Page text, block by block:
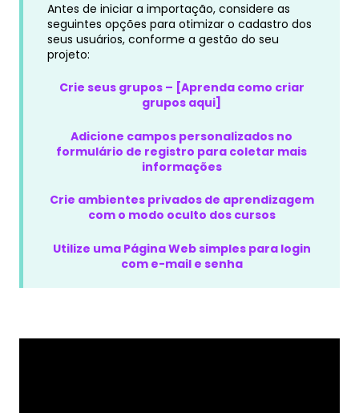
Antes de iniciar a importação, considere as
seguintes opções para otimizar o cadastro dos
seus usuários, conforme a gestão do seu
projeto:
Crie seus grupos – [Aprenda como criar
grupos aqui]
Adicione campos personalizados no
formulário de registro para coletar mais
informações
Crie ambientes privados de aprendizagem
com o modo oculto dos cursos
Utilize uma Página Web simples para login
com e-mail e senha